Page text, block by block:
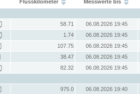
Flusskilometer Messwerte bis
58.71
06.08.2026 19:45
1.74
06.08.2026 19:45
107.75
06.08.2026 19:45
38.47
06.08.2026 19:45
82.32
06.08.2026 19:45
975.0
06.08.2026 19:40